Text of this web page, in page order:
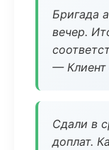
Бригада
вечер.
— Клиент
Сдали в
доплат.